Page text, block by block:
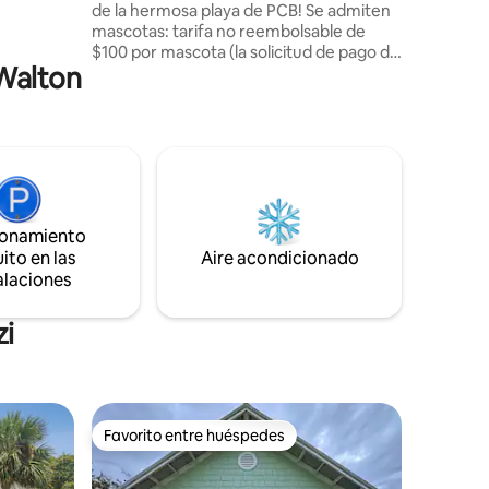
de la hermosa playa de PCB! Se admiten
mascotas: tarifa no reembolsable de
$100 por mascota (la solicitud de pago de
la playa y a hermosas puestas de sol!
Estacionamiento exclusivo, cocina
totalmente equipada, TV de pantalla
grande y WiFi. A una cuadra de Thomas
en las
Aire acondicionado
Favorito entre huéspedes
Favorito entre huéspedes